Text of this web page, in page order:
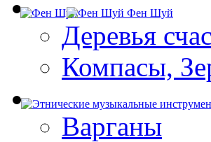
Фен Шуй
Деревья
Компасы,
Варганы